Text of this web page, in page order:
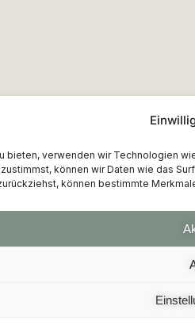
bieten, verwenden wir Technologien
können wir Daten wie das
können bestimmte